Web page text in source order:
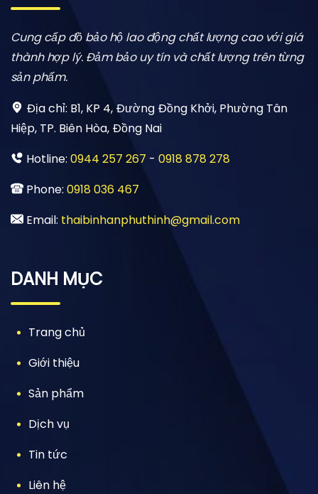
Cung cấp đồ bảo hộ lao động chất lượng cao với giá
thành hợp lý. Đảm bảo uy tín và chất lượng trên từng
sản phẩm.
Địa chỉ: B1, KP 4, Đường Đồng Khởi, Phường Tân
Hiệp, TP. Biên Hòa, Đồng Nai
Hotline: 0944 257 267 - 0918 878 278
Phone: 0918 036 467
Email: thaibinhanphuthinh@gmail.com
DANH MỤC
Trang chủ
Giới thiệu
Sản phẩm
Dịch vụ
Tin tức
Liên hệ